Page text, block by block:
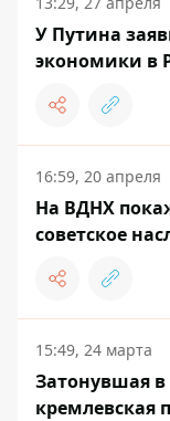
У Путина
экономики в
16:59, 20 апреля
На ВДНХ
советское
15:49, 24 марта
Затонувшая
кремлевская